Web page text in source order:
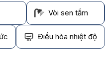
Vòi sen tắm
Điều hòa nhiệt độ